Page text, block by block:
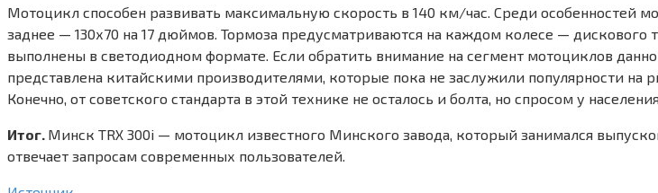
Мотоцикл способен развивать максимальную скорость в 140 км/час. Среди особенностей
заднее — 130х70 на 17 дюймов. Тормоза предусматриваются на каждом колесе —
выполнены в светодиодном формате. Если обратить внимание на сегмент мотоциклов
представлена китайскими производителями, которые пока не заслужили популярности на
Конечно, от советского стандарта в этой технике не осталось и болта, но спросом у
Итог. Минск TRX 300i — мотоцикл известного Минского завода, который занимался
отвечает запросам современных пользователей.